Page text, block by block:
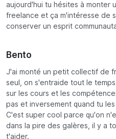
aujourd'hui tu hésites à monter
freelance et ça m'intéresse de
conserver un esprit
Bento
J'ai monté un petit collectif de
seul, on s'entraide tout le
sur les cours et les
pas et inversement quand tu
C'est super cool parce qu'on
dans la pire des galères, il y a
t'aider.